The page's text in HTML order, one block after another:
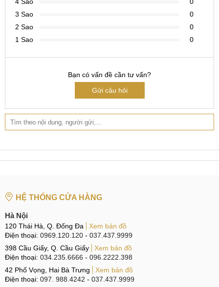
Xiaomi Pad 6 Pro tự tắt nguồn hoặc khởi động nguồn,
có biểu hiện đó nếu không xử lý kịp thời sẽ làm hư
hỏng mainbroad.
chính hãng cho Xiaomi Pad 6 Pro để xứng đáng với mức
Bảo vệ Xiaomi Pad 6 Pro đúng cách để không
trong thời gian lâu dài hơn.
không rõ ràng, ứng dụng không uy tín để tránh tải phải
virus về làm hỏng phần mềm màn hình.
Kiểm tra Xiaomi Pad 6 Pro có cần phải cập nhật phần
mềm ứng dụng hay hệ điều hành mới hay không để
giúp thiết bị vá lỗi xung đột.
3 Sao
0
2 Sao
0
1 Sao
0
Bạn có vấn đề cần tư vấn?
Gửi câu hỏi
HỆ THỐNG CỬA HÀNG
Hà Nội
120 Thái Hà, Q. Đống Đa
Xem bản đồ
Điện thoại: 0969.120.120 - 037.437.9999
398 Cầu Giấy, Q. Cầu Giấy
Xem bản đồ
Điện thoại: 034.235.6666 - 096.2222.398
42 Phố Vọng, Hai Bà Trưng
Xem bản đồ
Điện thoại: 097. 988.4242 - 037.437.9999